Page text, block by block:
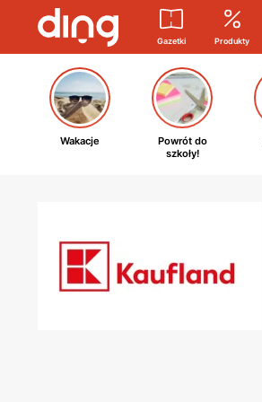
Gazetki Produkty
Wakacje
Powrót do
szkoły!